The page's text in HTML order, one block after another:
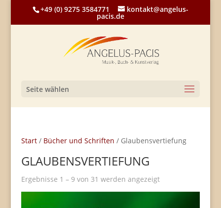
+49 (0) 9275 3584771 kontakt@angelus-
pacis.de
Seite wählen
Start/ Bücher und Schriften / Glaubensvertiefung
GLAUBENSVERTIEFUNG
Ergebnisse 1 – 9 von 31 werden angezeigt